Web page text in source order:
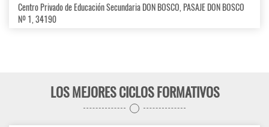
Centro Privado de Educación Secundaria DON BOSCO, PASAJE DON BOSCO
Nº 1, 34190
LOS MEJORES CICLOS FORMATIVOS